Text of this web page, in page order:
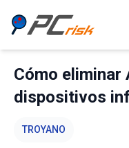
Cómo eliminar
dispositivos
TROYANO